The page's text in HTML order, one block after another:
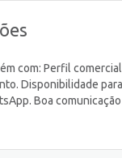
com: Perfil
Disponibilidade
Boa